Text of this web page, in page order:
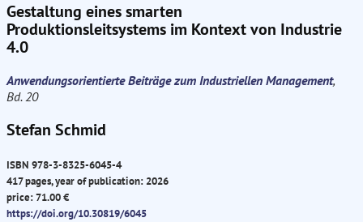
Gestaltung eines smarten
Produktionsleitsystems im Kontext von Industrie
4.0
Anwendungsorientierte Beiträge zum Industriellen Management,
Bd. 20
Stefan Schmid
ISBN 978-3-8325-6045-4
417 pages, year of publication: 2026
price: 71.00 €
https://doi.org/10.30819/6045